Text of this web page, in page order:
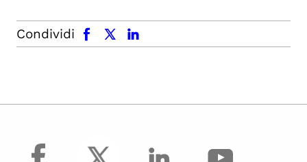
Condividi
facebook x.com linkedin
facebook